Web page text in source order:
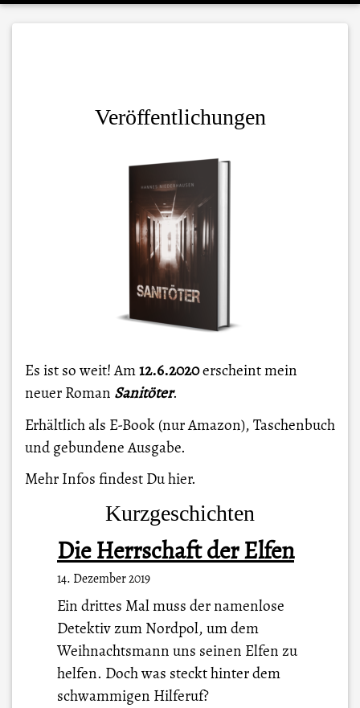
Veröffentlichungen
Es ist so weit! Am12.6.2020erscheint mein
neuer Roman Sanitöter.
Erhältlich als E-Book (nur Amazon), Taschenbuch
und gebundene Ausgabe.
Mehr Infos findest Duhier.
Kurzgeschichten
Die Herrschaft der Elfen
14. Dezember 2019
Ein drittes Mal muss der namenlose
Detektiv zum Nordpol, um dem
Weihnachtsmann uns seinen Elfen zu
helfen. Doch was steckt hinter dem
schwammigen Hilferuf?